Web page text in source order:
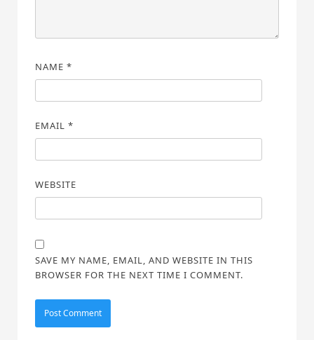
NAME *
EMAIL *
WEBSITE
SAVE MY NAME, EMAIL, AND WEBSITE IN THIS
BROWSER FOR THE NEXT TIME I COMMENT.